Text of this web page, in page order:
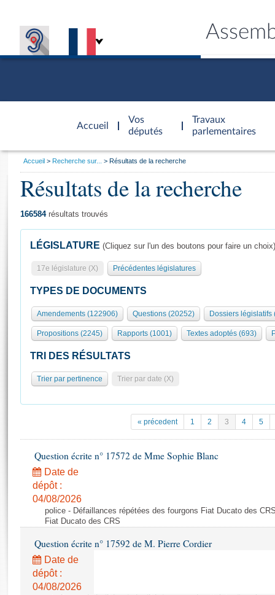
Accueil
d'accueil
Vos
députés
Travaux
parlementaires
Présidence
577 députés
Groupes politiques
Séance publique
Commissions et autres organes
Europe et International
Pétitions
Projets de loi
Propositions de loi
Amendements
Textes adoptés
Rapports législatifs
Rapports sur l'application des lois
Général
Rôle et pouvoirs de l'Assemblée
Organisation de l'Assemblée
Présidence Conférence des Présidents Bureau Collège des
Statistiques et chiffres clés
Documents de référence
( Constitution | Règlement de l'Assemblée ... )
Histoire
Juniors
Anciennes législatures
Visiter l'Assemblée
Visite virtuelle du palais Bourbon
Assister à une séance
Contacts et plan d'accès
Photos libres de droit
Vous
Accueil Recherche sur... Résultats de la recherche
Résultats de la recherche
166584résultats trouvés
LÉGISLATURE (Cliquez sur l'un des boutons pour faire un choix)
17e législature (X) Précédentes législatures
TYPES DE DOCUMENTS
Amendements (122906) Questions (20252) Dossiers législatifs
Propositions (2245) Rapports (1001) Textes adoptés (693)
TRI DES RÉSULTATS
Trier par pertinence Trier par date (X)
« précedent 1 2 3 4 5
Question écrite n° 17572 de Mme Sophie Blanc
Date de
dépôt :
04/08/2026
police - Défaillances répétées des fourgons Fiat Ducato des
Fiat Ducato des CRS
Question écrite n° 17592 de M. Pierre Cordier
Date de
dépôt :
04/08/2026